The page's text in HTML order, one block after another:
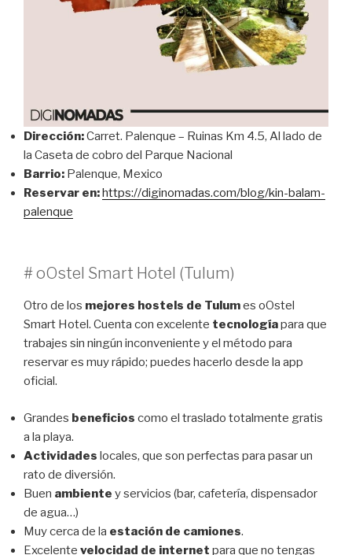
Dirección:Carret. Palenque – Ruinas Km 4.5, Al lado de
la Caseta de cobro del Parque Nacional
Barrio: Palenque, Mexico
Reservar en:https://diginomadas.com/blog/kin-balam-
palenque
# oOstel Smart Hotel (Tulum)
Otro de los mejores hostels de Tulumes oOstel
Smart Hotel. Cuenta con excelente tecnologíapara que
trabajes sin ningún inconveniente y el método para
reservar es muy rápido; puedes hacerlo desde la app
oficial.
Grandes beneficios como el traslado totalmente gratis
a la playa.
Actividades locales, que son perfectas para pasar un
rato de diversión.
Buen ambiente y servicios (bar, cafetería, dispensador
de agua…)
Muy cerca de la estación de camiones.
Excelente velocidad de internet para que no tengas